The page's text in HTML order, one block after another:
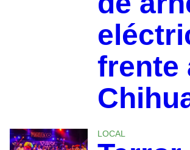
frente
LOCAL